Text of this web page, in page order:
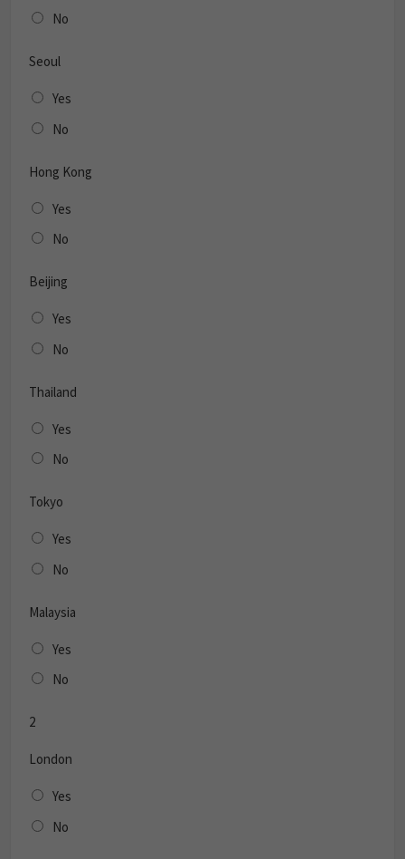
No
Seoul
Yes
No
Hong Kong
Yes
No
Beijing
Yes
No
Thailand
Yes
No
Tokyo
Yes
No
Malaysia
Yes
No
2
London
Yes
No